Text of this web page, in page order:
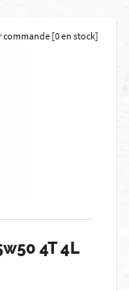
commande [0 en stock]
4T 4L